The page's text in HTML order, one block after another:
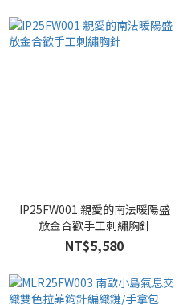
IP25FW001 親愛的南法暖陽盛
放金合歡手工刺繡胸針
NT$5,580